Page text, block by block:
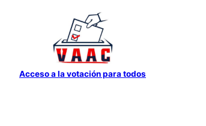
contenido
Acceso a la votación para todos